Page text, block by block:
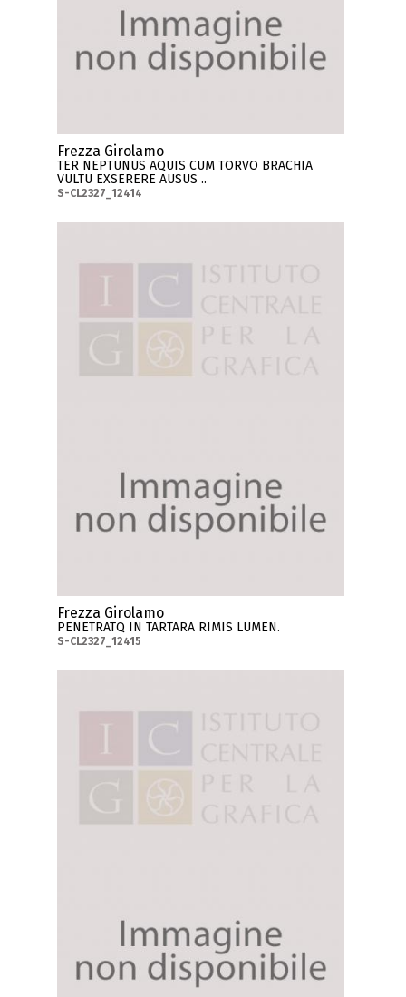
Frezza Girolamo
TER NEPTUNUS AQUIS CUM TORVO BRACHIA
VULTU EXSERERE AUSUS ..
S-CL2327_12414
Frezza Girolamo
PENETRATQ IN TARTARA RIMIS LUMEN.
S-CL2327_12415